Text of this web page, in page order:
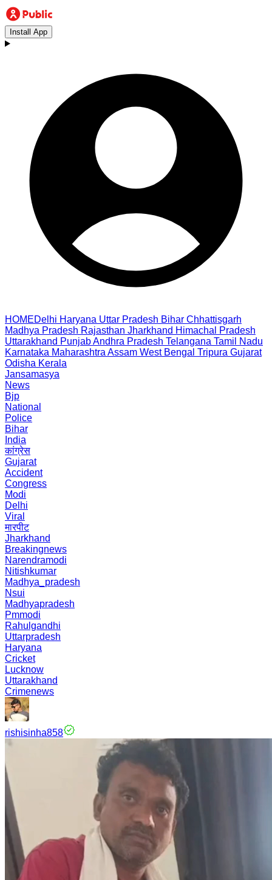
Install App
HOMEDelhi Haryana Uttar Pradesh Bihar Chhattisgarh
Madhya Pradesh Rajasthan Jharkhand Himachal Pradesh
Uttarakhand PunjabAndhra Pradesh Telangana Tamil Nadu
Karnataka Maharashtra Assam West Bengal Tripura Gujarat
Odisha Kerala
Jansamasya
News
Bjp
National
Police
Bihar
India
कांग्रेस
Gujarat
Accident
Congress
Modi
Delhi
Viral
मारपीट
Jharkhand
Breakingnews
Narendramodi
Nitishkumar
Madhya_pradesh
Nsui
Madhyapradesh
Pmmodi
Rahulgandhi
Uttarpradesh
Haryana
Cricket
Lucknow
Uttarakhand
Crimenews
rishisinha858